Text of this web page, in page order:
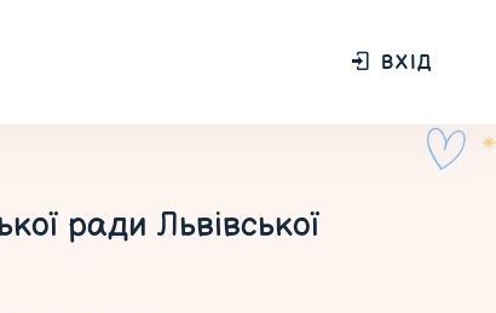
ВХІД
ради Львівської